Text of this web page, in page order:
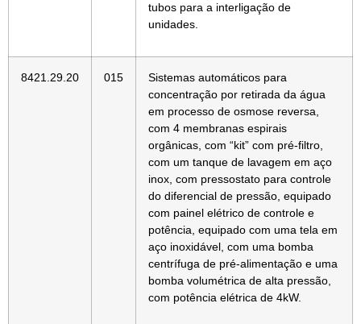
tubos para a interligação de
unidades.
8421.29.20 015
Sistemas automáticos para
concentração por retirada da água
em processo de osmose reversa,
com 4 membranas espirais
orgânicas, com “kit” com pré-filtro,
com um tanque de lavagem em aço
inox, com pressostato para controle
do diferencial de pressão, equipado
com painel elétrico de controle e
potência, equipado com uma tela em
aço inoxidável, com uma bomba
centrífuga de pré-alimentação e uma
bomba volumétrica de alta pressão,
com potência elétrica de 4kW.